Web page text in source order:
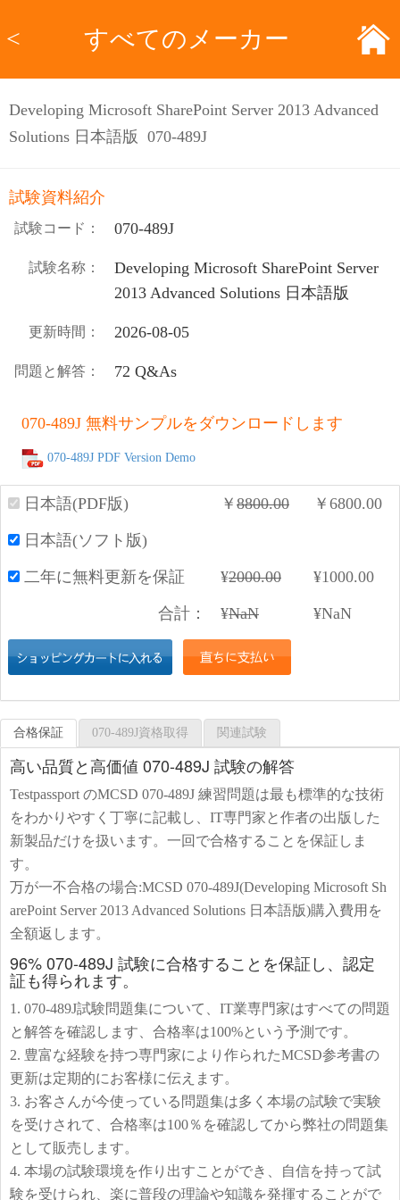
< すべてのメーカー
Developing Microsoft SharePoint Server 2013 Advanced
Solutions 日本語版 070-489J
試験資料紹介
試験コード： 070-489J
試験名称：
Developing Microsoft SharePoint Server
2013 Advanced Solutions 日本語版
更新時間： 2026-08-05
問題と解答： 72 Q&As
070-489J 無料サンプルをダウンロードします
070-489J PDF Version Demo
日本語(PDF版) ￥ 8800.00 ￥ 6800.00
日本語(ソフト版)
二年に無料更新を保証 ¥2000.00 ¥1000.00
合計： ¥NaN ¥NaN
合格保証 070-489J資格取得 関連試験
高い品質と高価値 070-489J 試験の解答
Testpassport のMCSD 070-489J 練習問題は最も標準的な技術
をわかりやすく丁寧に記載し、IT専門家と作者の出版した
新製品だけを扱います。一回で合格することを保証しま
す。
万が一不合格の場合:MCSD 070-489J(Developing Microsoft Sh
arePoint Server 2013 Advanced Solutions 日本語版)購入費用を
全額返します。
96% 070-489J 試験に合格することを保証し、認定
証も得られます。
1. 070-489J試験問題集について、IT業専門家はすべての問題
と解答を確認します、合格率は100%という予測です。
2. 豊富な経験を持つ専門家により作られたMCSD参考書の
更新は定期的にお客様に伝えます。
3. お客さんが今使っている問題集は多く本場の試験で実験
を受けされて、合格率は100％を確認してから弊社の問題集
として販売します。
4. 本場の試験環境を作り出すことができ、自信を持って試
験を受けられ、楽に普段の理論や知識を発揮することがで